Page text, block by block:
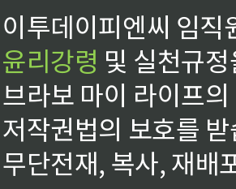
이투데이피엔씨 임
윤리강령 및 실천규
브라보 마이 라이프
저작권법의 보호를
무단전재, 복사, 재배